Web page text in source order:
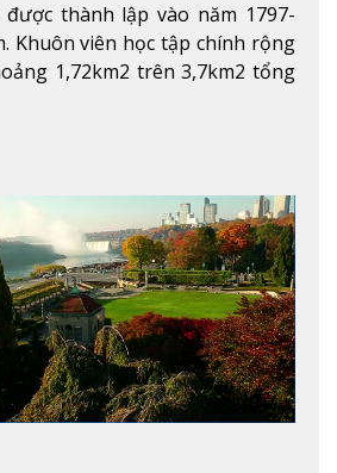
được thành lập vào năm 1797-
Khuôn viên học tập chính rộng
1,72km2 trên 3,7km2 tổng